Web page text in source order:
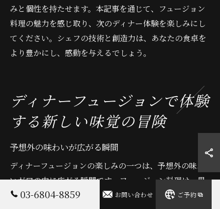
みと個性を持たせます。本記事を通じて、フュージョン
料理の魅力を感じ取り、次のディナー体験を楽しみにし
てください。シェフの技術と創造力は、あなたの食卓を
より豊かにし、感動を与えるでしょう。
ディナーフュージョンで体験
する新しい味覚の冒険
予想外の味わいが広がる瞬間
ディナーフュージョンの楽しみの一つは、予想外の味わ
いが口の中に広がる瞬間です。フュージョン料理は、異
なる文化や料理技法を一つの皿に融合させるため、一見
03-6804-8859 お問い合わせ ご予約